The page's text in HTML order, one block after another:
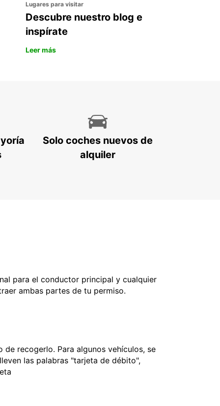
Lugares para visitar
Descubre nuestro blog e
inspírate
Leer más
Solo coches nuevos de
alquiler
para el conductor principal y cualquier
ambas partes de tu permiso.
recogerlo. Para algunos vehículos, se
las palabras "tarjeta de débito",